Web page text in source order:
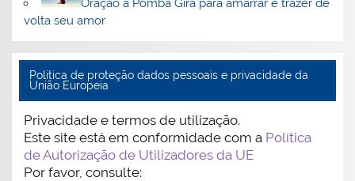
Oração a Pomba Gira para amarrar e trazer de
volta seu amor
Politica de proteção dados pessoais e privacidade da
União Europeia
Privacidade e termos de utilização.
Este site está em conformidade com a Política
de Autorização de Utilizadores da UE
Por favor, consulte: